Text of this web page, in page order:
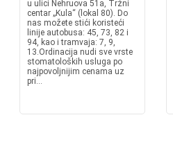
u ulici Nehruova 51a, Tržni
centar „Kula“ (lokal 80). Do
nas možete stići koristeći
linije autobusa: 45, 73, 82 i
94, kao i tramvaja: 7, 9,
13.Ordinacija nudi sve vrste
stomatoloških usluga po
najpovoljnijim cenama uz
pri...